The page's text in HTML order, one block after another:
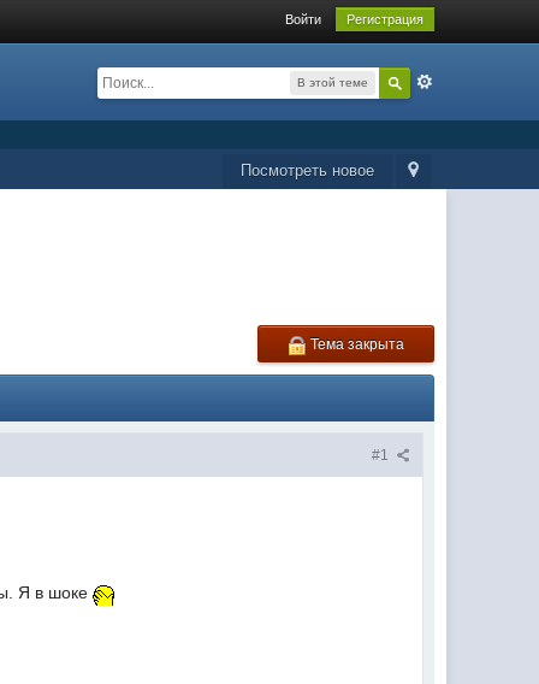
Войти Регистрация
В этой теме
Посмотреть новое
Тема закрыта
#1
Я в шоке